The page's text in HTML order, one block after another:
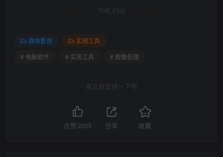
THE END
媒体影音
实用工具
# 电脑软件
# 实用工具 # 图像处理
喜欢就支持一下吧
点赞 2205 分享 收藏